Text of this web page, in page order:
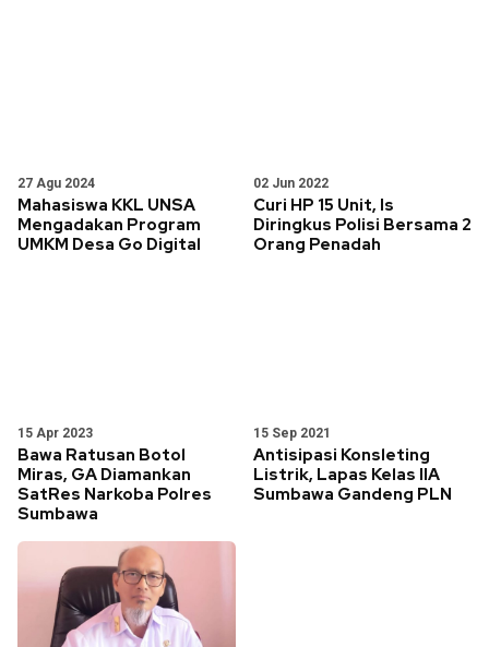
27 Agu 2024
Mahasiswa KKL UNSA
Mengadakan Program
UMKM Desa Go Digital
02 Jun 2022
Curi HP 15 Unit, Is
Diringkus Polisi Bersama 2
Orang Penadah
15 Apr 2023
Bawa Ratusan Botol
Miras, GA Diamankan
SatRes Narkoba Polres
Sumbawa
15 Sep 2021
Antisipasi Konsleting
Listrik, Lapas Kelas IIA
Sumbawa Gandeng PLN